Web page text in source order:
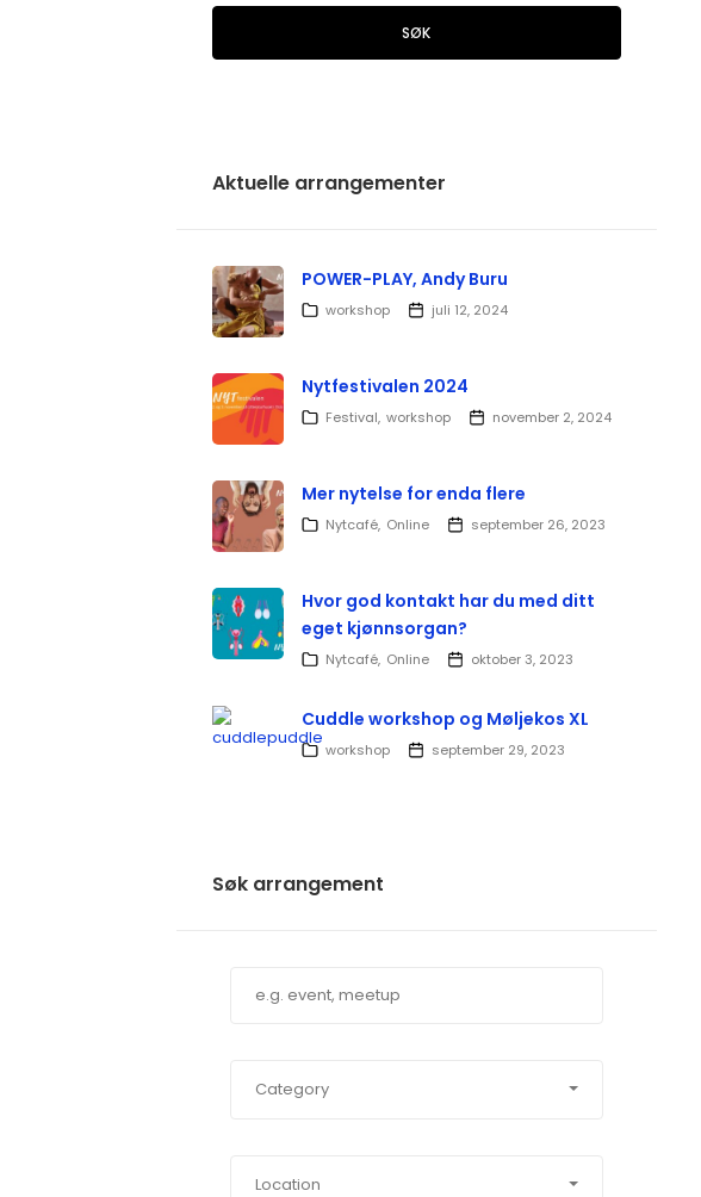
SØK
Aktuelle arrangementer
POWER-PLAY, Andy Buru
workshop juli 12, 2024
Nytfestivalen 2024
Festival workshop november 2, 2024
Mer nytelse for enda flere
Nytcafé Online september 26, 2023
Hvor god kontakt har du med ditt
eget kjønnsorgan?
Nytcafé Online oktober 3, 2023
Cuddle workshop og Møljekos XL
workshop september 29, 2023
Søk arrangement
Category
Location